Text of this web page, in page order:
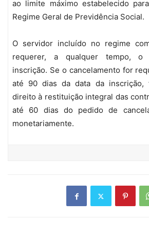
ao limite máximo estabelecido
Regime Geral de Previdência Social.
O servidor incluído no regime
requerer, a qualquer tempo, o
inscrição. Se o cancelamento for
até 90 dias da data da inscrição,
direito à restituição integral das
até 60 dias do pedido de
monetariamente.